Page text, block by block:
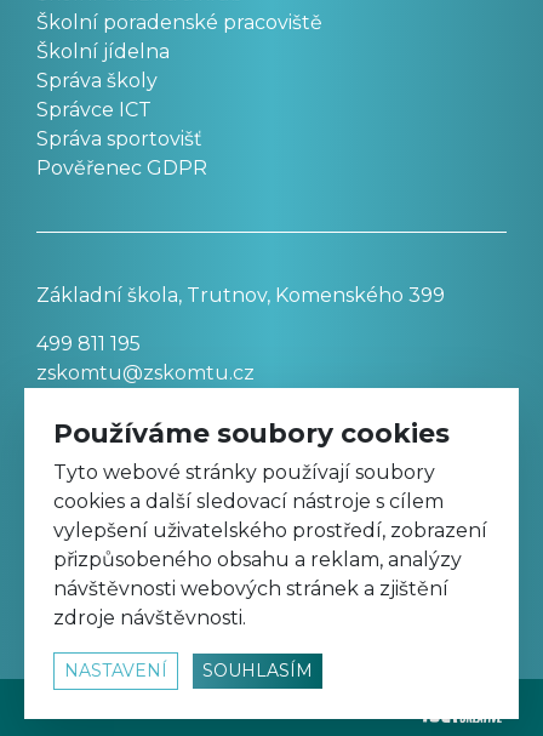
Školní poradenské pracoviště
Školní jídelna
Správa školy
Správce ICT
Správa sportovišť
Pověřenec GDPR
Základní škola, Trutnov, Komenského 399
499 811 195
zskomtu@zskomtu.cz
Prohlášení o přístupnosti stránek
Nastavení cookies
Sledujte nás na Facebooku
Používáme soubory cookies
Tyto webové stránky používají soubory
cookies a další sledovací nástroje s cílem
vylepšení uživatelského prostředí, zobrazení
přizpůsobeného obsahu a reklam, analýzy
návštěvnosti webových stránek a zjištění
zdroje návštěvnosti.
NASTAVENÍ SOUHLASÍM